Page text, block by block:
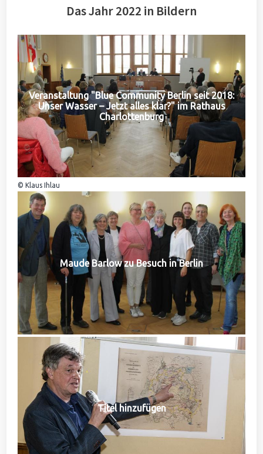
Das Jahr 2022 in Bildern
Veranstaltung "Blue Community Berlin seit 2018:
Unser Wasser – Jetzt alles klar?" im Rathaus
Charlottenburg
© Klaus Ihlau
Maude Barlow zu Besuch in Berlin
Titel hinzufügen